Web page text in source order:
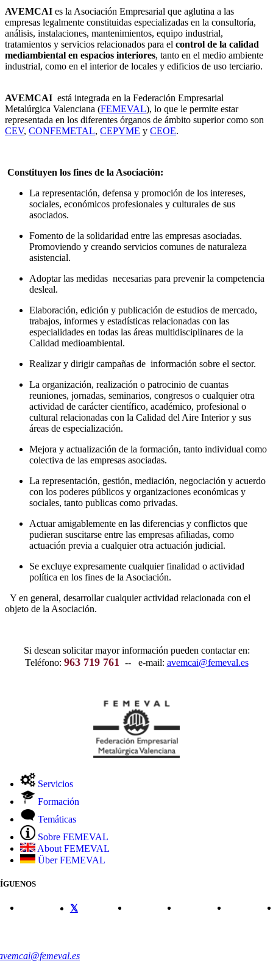
AVEMCAI es la Asociación Empresarial que aglutina a las
empresas legalmente constituidas especializadas en la consultoría,
análisis, instalaciones, mantenimientos, equipo industrial,
tratamientos y servicios relacionados para el control de la calidad
mediambiental en espacios interiores, tanto en el medio ambiente
industrial, como en el interior de locales y edificios de uso terciario.
AVEMCAI está integrada en la Federación Empresarial
Metalúrgica Valenciana (FEMEVAL), lo que le permite estar
representada en los diferentes órganos de ámbito superior como son
CEV, CONFEMETAL, CEPYME y CEOE.
Constituyen los fines de la Asociación:
La representación, defensa y promoción de los intereses,
sociales, económicos profesionales y culturales de sus
asociados.
Fomento de la solidaridad entre las empresas asociadas.
Promoviendo y creando servicios comunes de naturaleza
asistencial.
Adoptar las medidas necesarias para prevenir la competencia
desleal.
Elaboración, edición y publicación de estudios de mercado,
trabajos, informes y estadísticas relacionadas con las
especialidades en todas las áreas multidisciplinares de la
Calidad medioambiental.
Realizar y dirigir campañas de información sobre el sector.
La organización, realización o patrocinio de cuantas
reuniones, jornadas, seminarios, congresos o cualquier otra
actividad de carácter científico, académico, profesional o
cultural relacionadas con la Calidad del Aire Interior y sus
áreas de especialización.
Mejora y actualización de la formación, tanto individual como
colectiva de las empresas asociadas.
La representación, gestión, mediación, negociación y acuerdo
con los poderes públicos y organizaciones económicas y
sociales, tanto publicas como privadas.
Actuar amigablemente en las diferencias y conflictos que
pudieran suscitarse entre las empresas afiliadas, como
actuación previa a cualquier otra actuación judicial.
Se excluye expresamente cualquier finalidad o actividad
política en los fines de la Asociación.
Y en general, desarrollar cualquier actividad relacionada con el
objeto de la Asociación.
Si desean solicitar mayor información pueden contactar en:
Teléfono: 963 719 761 -- e-mail: avemcai@femeval.es
Servicios
Formación
Temáticas
Sobre FEMEVAL
About FEMEVAL
Über FEMEVAL